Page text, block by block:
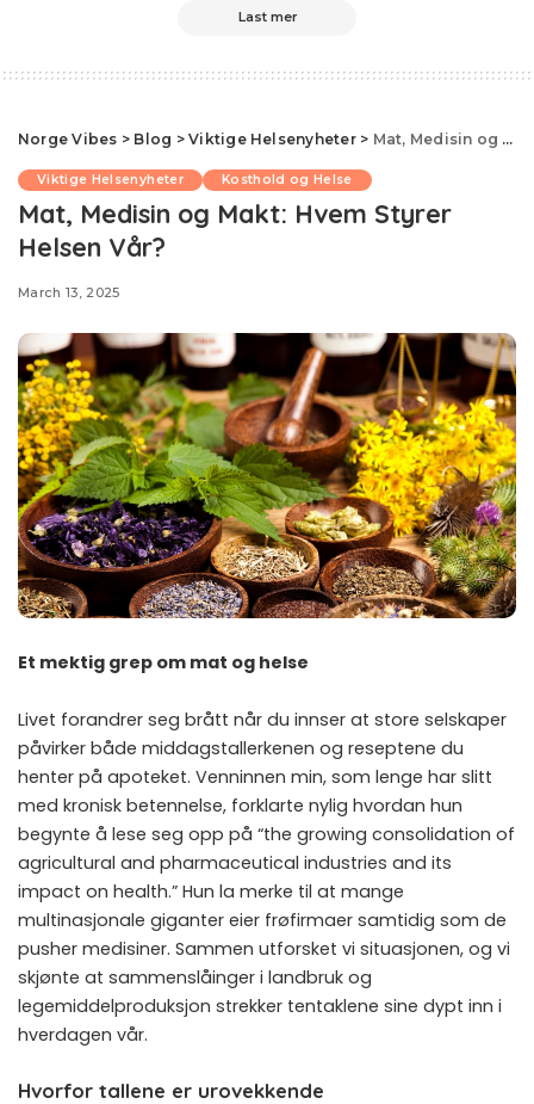
Last mer
Norge Vibes > Blog >Viktige Helsenyheter> Mat, Medisin og Makt: Hvem Styrer Helsen Vår?
Viktige Helsenyheter Kosthold og Helse
Mat, Medisin og Makt: Hvem Styrer
Helsen Vår?
March 13, 2025
Et mektig grep om mat og helse
Livet forandrer seg brått når du innser at store selskaper
påvirker både middagstallerkenen og reseptene du
henter på apoteket. Venninnen min, som lenge har slitt
med kronisk betennelse, forklarte nylig hvordan hun
begynte å lese seg opp på “the growing consolidation of
agricultural and pharmaceutical industries and its
impact on health.” Hun la merke til at mange
multinasjonale giganter eier frøfirmaer samtidig som de
pusher medisiner. Sammen utforsket vi situasjonen, og vi
skjønte at sammenslåinger i landbruk og
legemiddelproduksjon strekker tentaklene sine dypt inn i
hverdagen vår.
Hvorfor tallene er urovekkende